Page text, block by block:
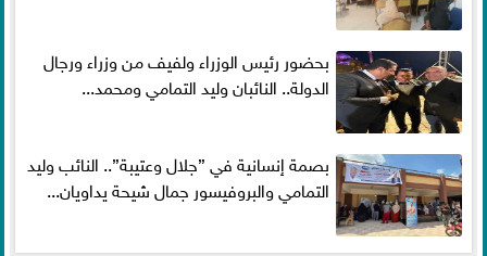
بحضور رئيس الوزراء ولفيف من وزراء ورجال
الدولة.. النائبان وليد التمامي ومحمد...
بصمة إنسانية في ”جلال وعتيبة”.. النائب وليد
التمامي والبروفيسور جمال شيحة يداويان...